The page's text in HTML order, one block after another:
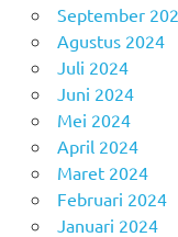
September
Agustus 2024
Juli 2024
Juni 2024
Mei 2024
April 2024
Maret 2024
Februari 2024
Januari 2024